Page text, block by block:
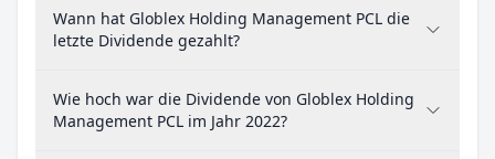
Wann hat Globlex Holding Management PCL die
letzte Dividende gezahlt?
Wie hoch war die Dividende von Globlex Holding
Management PCL im Jahr 2022?